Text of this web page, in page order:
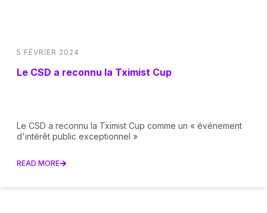
5 FÉVRIER 2024
Le CSD a reconnu la Tximist Cup
Le CSD a reconnu la Tximist Cup comme un « événement
d'intérêt public exceptionnel »
READ MORE